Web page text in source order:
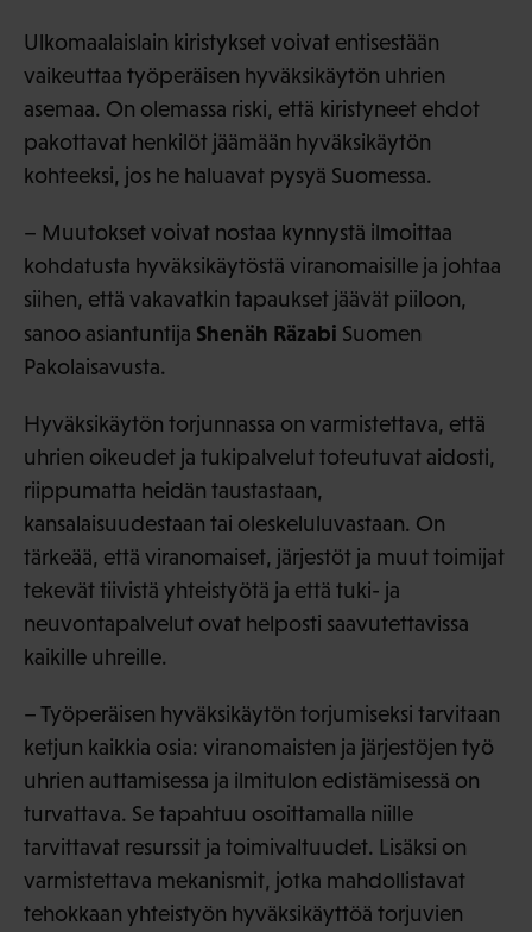
Ulkomaalaislain kiristykset voivat entisestään
vaikeuttaa työperäisen hyväksikäytön uhrien
asemaa. On olemassa riski, että kiristyneet ehdot
pakottavat henkilöt jäämään hyväksikäytön
kohteeksi, jos he haluavat pysyä Suomessa.
– Muutokset voivat nostaa kynnystä ilmoittaa
kohdatusta hyväksikäytöstä viranomaisille ja johtaa
siihen, että vakavatkin tapaukset jäävät piiloon,
sanoo asiantuntija Shenäh Räzabi Suomen
Pakolaisavusta.
Hyväksikäytön torjunnassa on varmistettava, että
uhrien oikeudet ja tukipalvelut toteutuvat aidosti,
riippumatta heidän taustastaan,
kansalaisuudestaan tai oleskeluluvastaan. On
tärkeää, että viranomaiset, järjestöt ja muut toimijat
tekevät tiivistä yhteistyötä ja että tuki- ja
neuvontapalvelut ovat helposti saavutettavissa
kaikille uhreille.
– Työperäisen hyväksikäytön torjumiseksi tarvitaan
ketjun kaikkia osia: viranomaisten ja järjestöjen työ
uhrien auttamisessa ja ilmitulon edistämisessä on
turvattava. Se tapahtuu osoittamalla niille
tarvittavat resurssit ja toimivaltuudet. Lisäksi on
varmistettava mekanismit, jotka mahdollistavat
tehokkaan yhteistyön hyväksikäyttöä torjuvien